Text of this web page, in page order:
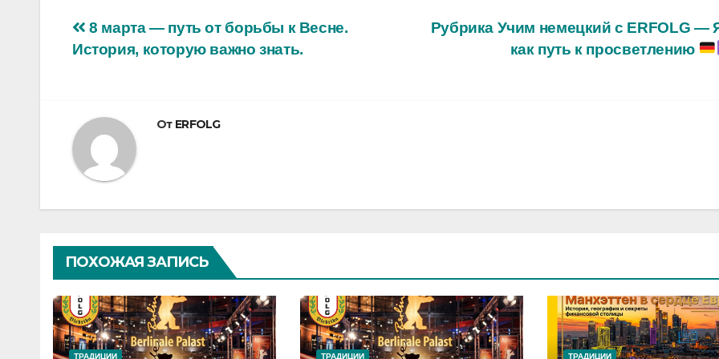
Навигация
Рубрика Учим немецкий с ERFOLG —
как путь к просветлению
8 марта — путь от борьбы к Весне.
История, которую важно знать.
От ERFOLG
ПОХОЖАЯ ЗАПИСЬ
ТРАДИЦИИ ТРАДИЦИИ ТРАДИЦИИ